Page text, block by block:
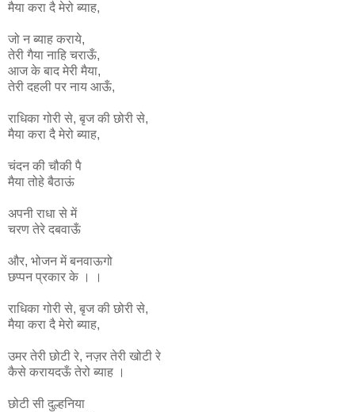
मैया करा दै मेरो ब्याह,
जो न ब्याह कराये,
तेरी गैया नाहि चराऊँ,
आज के बाद मेरी मैया,
तेरी दहली पर नाय आऊँ,
राधिका गोरी से, बृज की छोरी से,
मैया करा दै मेरो ब्याह,
चंदन की चौकी पै
मैया तोहे बैठाऊं
अपनी राधा से में
चरण तेरे दबवाऊँ
और, भोजन में बनवाऊगो
छप्पन प्रकार के । ।
राधिका गोरी से, बृज की छोरी से,
मैया करा दै मेरो ब्याह,
उमर तेरी छोटी रे, नज़र तेरी खोटी रे
कैसे करायदऊँ तेरो ब्याह ।
छोटी सी दुल्हनिया